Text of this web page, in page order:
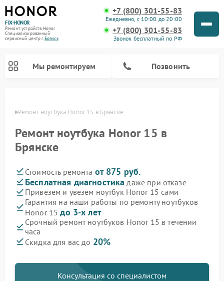
FIX-HONOR
Ремонт устройств Honor
Специализированный
cервисный центр г.Брянск
+7 (800) 301-55-83
Ежедневно, с 10:00 до 20:00
+7 (800) 301-55-83
Звонок бесплатный по РФ
Мы ремонтируем Позвонить
Ремонт ноутбука Honor 15 в Брянске
Ремонт ноутбука Honor 15 в
Брянске
Стоимость ремонта от 875 руб.
Бесплатная диагностика даже при отказе
Привезем и увезем ноутбук Honor 15 сами
Гарантия на наши работы по ремонту ноутбуков
Honor 15до 3-х лет
Срочный ремонт ноутбуков Honor 15 в течении
часа
Скидка для вас до 20%
Консультация со специалистом